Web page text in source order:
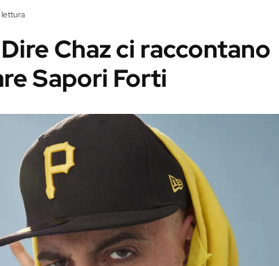
Chaz ci raccontano
Sapori Forti